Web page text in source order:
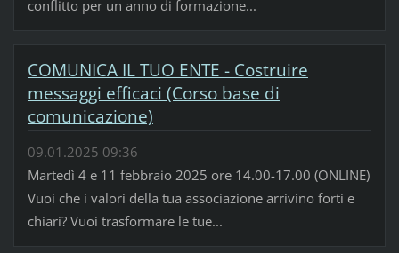
conflitto per un anno di formazione...
COMUNICA IL TUO ENTE - Costruire
messaggi efficaci (Corso base di
comunicazione)
09.01.2025 09:36
Martedì 4 e 11 febbraio 2025 ore 14.00-17.00 (ONLINE)
Vuoi che i valori della tua associazione arrivino forti e
chiari? Vuoi trasformare le tue...